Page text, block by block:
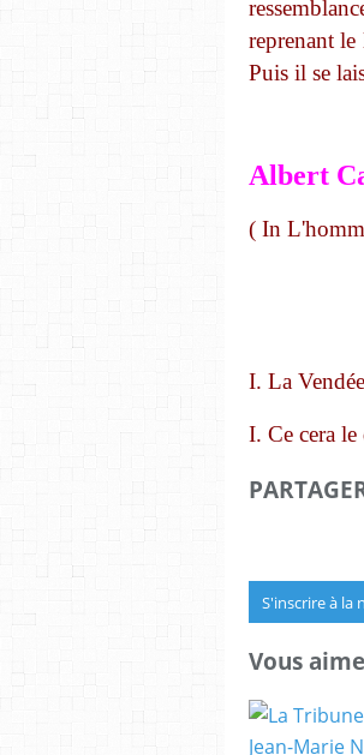
reprenant le
Puis il se
Albert
( In
I. La
I. Ce cera
S'inscrire à la
Vous